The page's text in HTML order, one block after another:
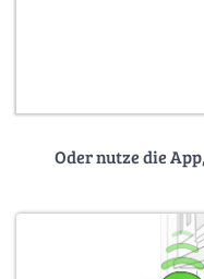
Oder nutze die